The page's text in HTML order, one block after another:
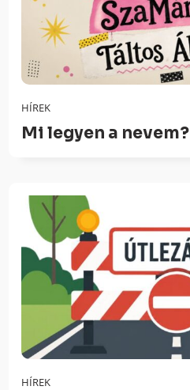
HÍREK
Mi legyen a nevem?
HÍREK